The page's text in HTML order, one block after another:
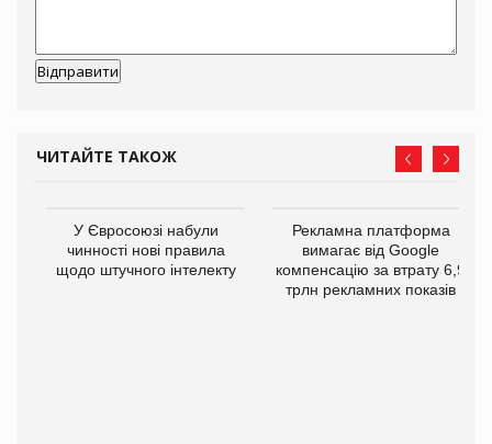
ЧИТАЙТЕ ТАКОЖ
У Євросоюзі набули
чинності нові правила
щодо штучного інтелекту
Рекламна платформа
вимагає від Google
компенсацію за втрату 6,9
трлн рекламних показів